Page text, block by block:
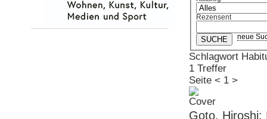
Rezensent
neue
Schlagwort
1 Treffer
Seite < 1 >
Goto, Hiroshi: